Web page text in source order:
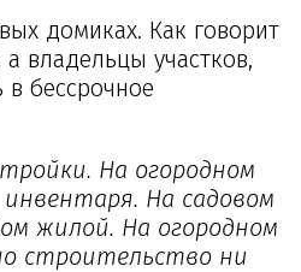
домиках. Как говорит
владельцы участков,
бессрочное
На огородном
На садовом
жилой. На огородном
строительство ни